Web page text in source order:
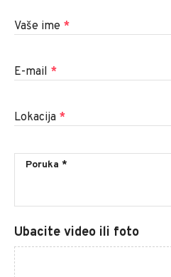
Vaše ime *
E-mail *
Lokacija *
Ubacite video ili foto